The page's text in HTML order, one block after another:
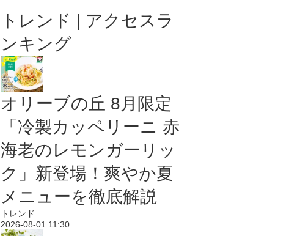
トレンド | アクセスラ
ンキング
オリーブの丘 8月限定
「冷製カッペリーニ 赤
海老のレモンガーリッ
ク」新登場！爽やか夏
メニューを徹底解説
トレンド
2026-08-01 11:30